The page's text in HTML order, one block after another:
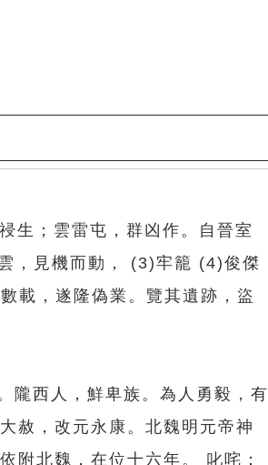
生；雲雷屯，群凶作。自晉室
，見機而動， (3)牢籠 (4)俊傑
載，遂隆偽業。覽其遺跡，盜
隴西人，鮮卑族。為人勇毅，有
赦，改元永康。北魏明元帝神
附北魏，在位十六年。 叱咤：